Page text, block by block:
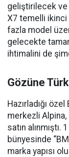
geliştirilecek ve
X7 temelli
fazla model
gelecekte
ihtimalini de
Gözüne
Hazırladığı
merkezli Alpina,
satın
bünyesinde
marka yapısı